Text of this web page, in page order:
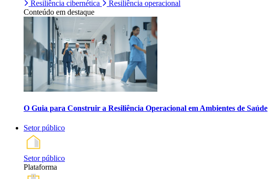
Resiliência cibernética
Resiliência operacional
Conteúdo em destaque
O Guia para Construir a Resiliência Operacional em Ambientes de Saúde
Setor público
Setor público
Plataforma